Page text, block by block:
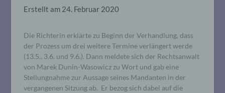
Erstellt am 24. Februar 2020
Die Richterin erklärte zu Beginn der Verhandlung, dass
der Prozess um drei weitere Termine verlängert werde
(13.5., 3.6. und 9.6.). Dann meldete sich der Rechtsanwalt
von Marek Dunin-Wasowicz zu Wort und gab eine
Stellungnahme zur Aussage seines Mandanten in der
vergangenen Sitzung ab. Er bezog sich dabei auf die